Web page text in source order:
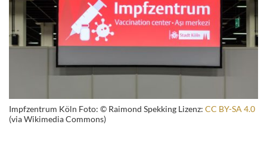
Impfzentrum Köln Foto: © Raimond Spekking Lizenz: CC BY-SA 4.0
(via Wikimedia Commons)